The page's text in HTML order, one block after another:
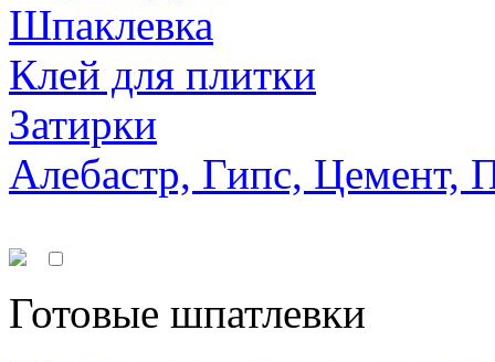
Шпаклевка
Клей для плитки
Затирки
Алебастр, Гипс, Цемент,
Готовые шпатлевки